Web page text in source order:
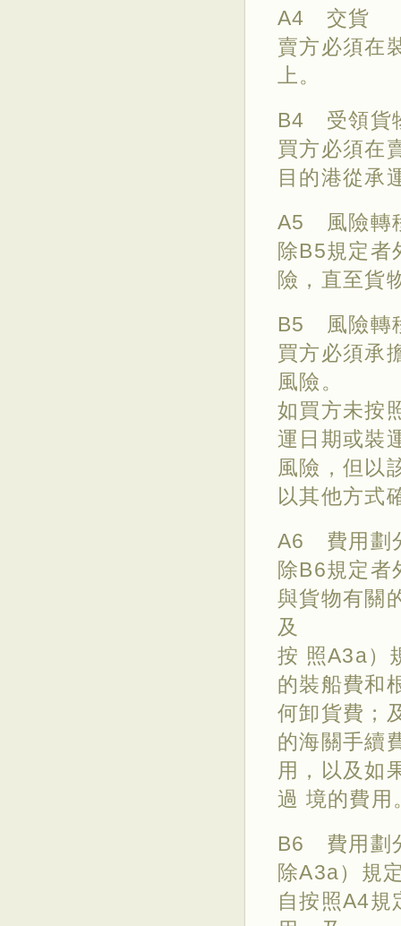
A4 交貨
賣方必須在
上。
B4 受領貨
買方必須在
目的港從承
A5 風險轉
除B5規定者
險，直至貨
B5 風險轉
買方必須承
風險。
如買方未按
運日期或裝
風險，但以
以其他方式
A6 費用劃
除B6規定者
與貨物有關
及
按 照A3a）
的裝船費和
何卸貨費；
的海關手續
用，以及如
過 境的費用
B6 費用劃
除A3a）規
自按照A4規